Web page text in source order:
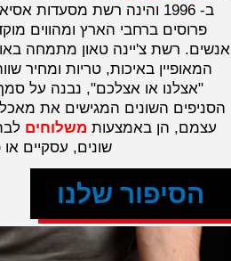
ב- 1996 והינה רשת מסעדות אסיאתיות.
פרוסים ברחבי הארץ ומהווים
אנשים. רשת צ'יינה טאון מתמחה
המאופיין באיכות, טריות ומחיר
"אצלנו או אצלכם", נבנה על
הסניפים השונים המגישים את
עצמם, הן באמצעות משלוחים
שונים, עסקיים או
הסיפור שלנו